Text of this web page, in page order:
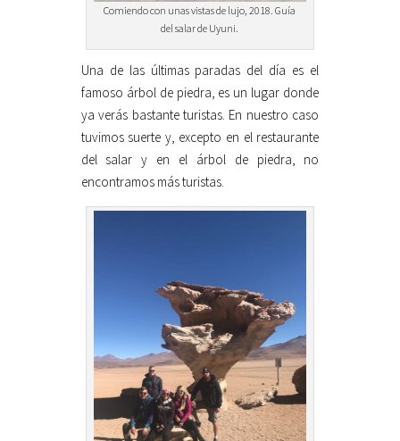
Comiendo con unas vistas de lujo, 2018. Guía
del salar de Uyuni.
Una de las últimas paradas del día es el
famoso árbol de piedra, es un lugar donde
ya verás bastante turistas. En nuestro caso
tuvimos suerte y, excepto en el restaurante
del salar y en el árbol de piedra, no
encontramos más turistas.